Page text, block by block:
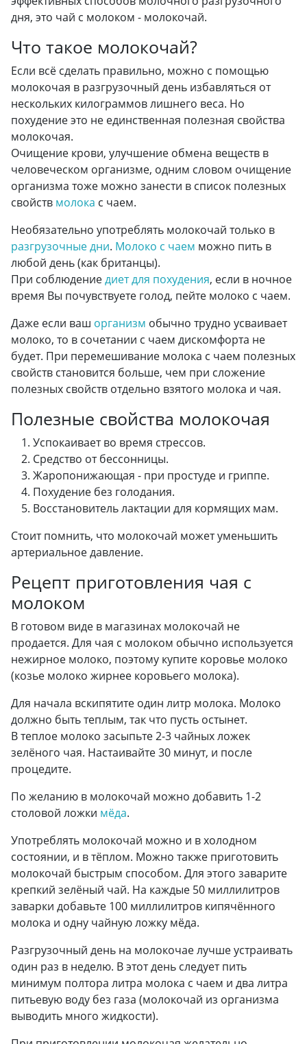
дня, это чай с молоком - молокочай.
Что такое молокочай?
Если всё сделать правильно, можно с помощью
молокочая в разгрузочный день избавляться от
нескольких килограммов лишнего веса. Но
похудение это не единственная полезная свойства
молокочая.
Очищение крови, улучшение обмена веществ в
человеческом организме, одним словом очищение
организма тоже можно занести в список полезных
свойств молока с чаем.
Необязательно употреблять молокочай только в
разгрузочные дни. Молоко с чаем можно пить в
любой день (как британцы).
При соблюдениедиет для похудения, если в ночное
время Вы почувствуете голод, пейте молоко с чаем.
Даже если ваш организм обычно трудно усваивает
молоко, то в сочетании с чаем дискомфорта не
будет. При перемешивание молока с чаем полезных
свойств становится больше, чем при сложение
полезных свойств отдельно взятого молока и чая.
Полезные свойства молокочая
Успокаивает во время стрессов.
Средство от бессонницы.
Жаропонижающая - при простуде и гриппе.
Похудение без голодания.
Восстановитель лактации для кормящих мам.
Стоит помнить, что молокочай может уменьшить
артериальное давление.
Рецепт приготовления чая с
молоком
В готовом виде в магазинах молокочай не
продается. Для чая с молоком обычно используется
нежирное молоко, поэтому купите коровье молоко
(козье молоко жирнее коровьего молока).
Для начала вскипятите один литр молока. Молоко
должно быть теплым, так что пусть остынет.
В теплое молоко засыпьте 2-3 чайных ложек
зелёного чая. Настаивайте 30 минут, и после
процедите.
По желанию в молокочай можно добавить 1-2
столовой ложки мёда.
Употреблять молокочай можно и в холодном
состоянии, и в тёплом. Можно также приготовить
молокочай быстрым способом. Для этого заварите
крепкий зелёный чай. На каждые 50 миллилитров
заварки добавьте 100 миллилитров кипячённого
молока и одну чайную ложку мёда.
Разгрузочный день на молокочае лучше устраивать
один раз в неделю. В этот день следует пить
минимум полтора литра молока с чаем и два литра
питьевую воду без газа (молокочай из организма
выводить много жидкости).